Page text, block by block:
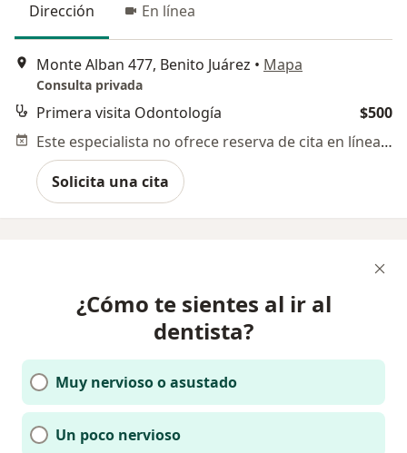
Dirección En línea
Monte Alban 477, Benito Juárez • Mapa
Consulta privada
Primera visita Odontología
$500
Este especialista no ofrece reserva de cita en línea en esta dirección.
Solicita una cita
¿Cómo te sientes al ir al
dentista?
Muy nervioso o asustado
Un poco nervioso